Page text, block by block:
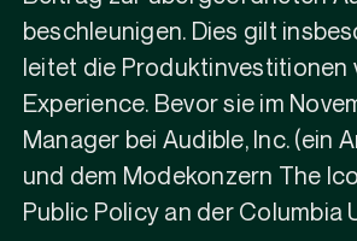
beschleunigen. Dies gilt
leitet die Produktinvestitionen
Experience. Bevor sie im
Manager bei Audible, Inc. (ein
und dem Modekonzern The
Public Policy an der Columbia